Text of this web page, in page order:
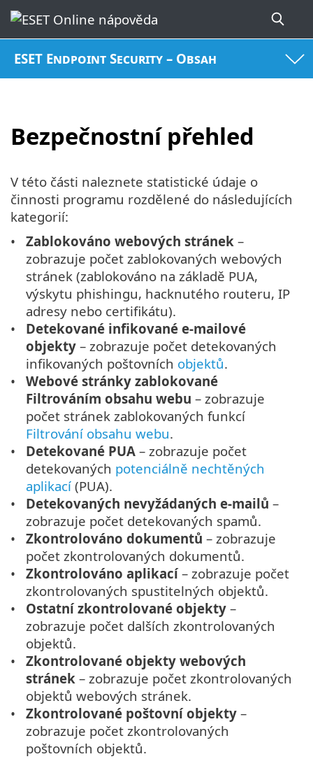
ESET Endpoint Security – Obsah
Bezpečnostní přehled
V této části naleznete statistické údaje o
činnosti programu rozdělené do následujících
kategorií:
Zablokováno webových stránek –
zobrazuje počet zablokovaných webových
stránek (zablokováno na základě PUA,
výskytu phishingu, hacknutého routeru, IP
adresy nebo certifikátu).
Detekované infikované e-mailové
objekty – zobrazuje počet detekovaných
infikovaných poštovních objektů.
Webové stránky zablokované
Filtrováním obsahu webu – zobrazuje
počet stránek zablokovaných funkcí
Filtrování obsahu webu.
Detekované PUA – zobrazuje počet
detekovaných potenciálně nechtěných
aplikací (PUA).
Detekovaných nevyžádaných e-mailů –
zobrazuje počet detekovaných spamů.
Zkontrolováno dokumentů – zobrazuje
počet zkontrolovaných dokumentů.
Zkontrolováno aplikací– zobrazuje počet
zkontrolovaných spustitelných objektů.
Ostatní zkontrolované objekty –
zobrazuje počet dalších zkontrolovaných
objektů.
Zkontrolované objekty webových
stránek – zobrazuje počet zkontrolovaných
objektů webových stránek.
Zkontrolované poštovní objekty –
zobrazuje počet zkontrolovaných
poštovních objektů.